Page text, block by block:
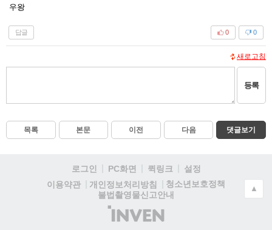
우왕
답글 0
0
새로고침
등록
목록 본문 이전 다음 댓글보기
로그인 PC화면 퀵링크
설정
이용약관
개인정보처리방침
청소년보호정책
불법촬영물신고안내
(주)
인
▲